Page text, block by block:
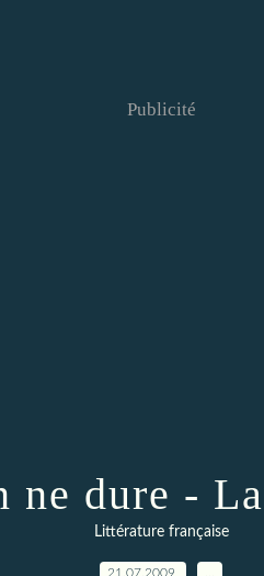
Publicité
ne dure -
Littérature française
21.07.2009